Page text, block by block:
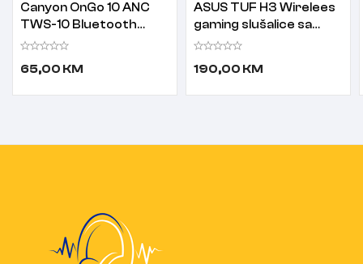
Canyon OnGo 10 ANC
TWS-10 Bluetooth
slušalice sa mikrofnom
ljubičaste
65,00 KM
ASUS TUF H3 Wirelees
gaming slušalice sa
mikrofonom
190,00 KM